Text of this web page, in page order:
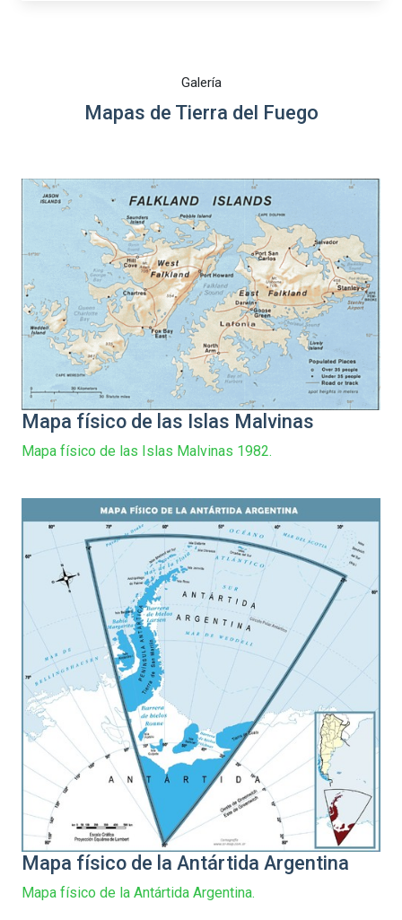
Galería
Mapas de Tierra del Fuego
Mapa físico de las Islas Malvinas
Mapa físico de las Islas Malvinas 1982.
Mapa físico de la Antártida Argentina
Mapa físico de la Antártida Argentina.